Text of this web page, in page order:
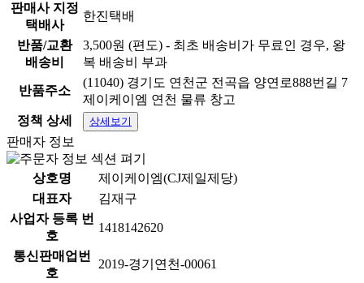
판매사 지정
택배사
한진택배
반품/교환
배송비
3,500원 (편도) - 최초 배송비가 무료인 경우, 왕
복 배송비 부과
반품주소
(11040) 경기도 연천군 전곡읍 양연로888번길 7
제이케이엠 연천 물류 창고
정책 상세
상세보기
판매자 정보
상호명
제이케이엠(CJ제일제당)
대표자
김재구
사업자 등록 번
호
1418142620
통신판매업번
호
2019-경기연천-00061